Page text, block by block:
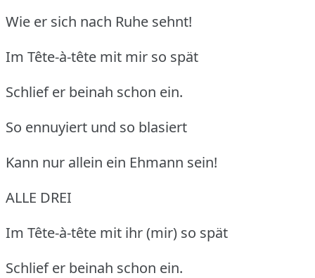
Wie er sich nach Ruhe sehnt!
Im Tête-à-tête mit mir so spät
Schlief er beinah schon ein.
So ennuyiert und so blasiert
Kann nur allein ein Ehmann sein!
ALLE DREI
Im Tête-à-tête mit ihr (mir) so spät
Schlief er beinah schon ein.